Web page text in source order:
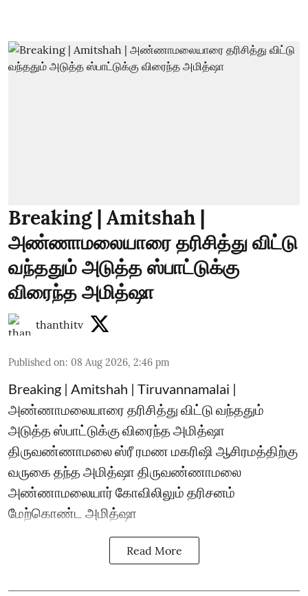
Breaking | Amitshah |
அண்ணாமலையாரை தரிசித்து விட்டு
வந்ததும் அடுத்த ஸ்பாட்டுக்கு
விரைந்த அமித்ஷா
thanthitv
Published on: 08 Aug 2026, 2:46 pm
Breaking | Amitshah | Tiruvannamalai |
அண்ணாமலையாரை தரிசித்து விட்டு வந்ததும்
அடுத்த ஸ்பாட்டுக்கு விரைந்த அமித்ஷா
திருவண்ணாமலை ஸ்ரீ ரமண மகரிஷி ஆசிரமத்திற்கு
வருகை தந்த அமித்ஷா திருவண்ணாமலை
அண்ணாமலையார் கோவிலிலும் தரிசனம்
மேற்கொண்ட அமித்ஷா
Read More